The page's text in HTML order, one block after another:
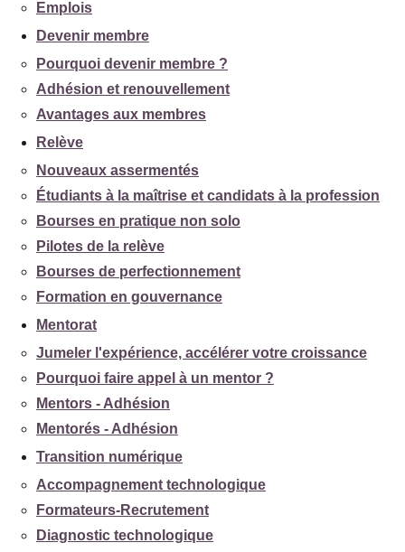
Emplois
Devenir membre
Pourquoi devenir membre ?
Adhésion et renouvellement
Avantages aux membres
Relève
Nouveaux assermentés
Étudiants à la maîtrise et candidats à la profession
Bourses en pratique non solo
Pilotes de la relève
Bourses de perfectionnement
Formation en gouvernance
Mentorat
Jumeler l'expérience, accélérer votre croissance
Pourquoi faire appel à un mentor ?
Mentors - Adhésion
Mentorés - Adhésion
Transition numérique
Accompagnement technologique
Formateurs-Recrutement
Diagnostic technologique